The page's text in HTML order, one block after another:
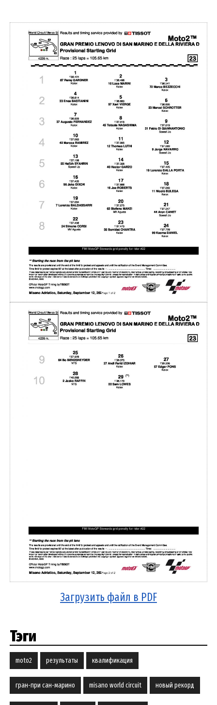
Загрузить файл в PDF
Тэги
moto2 результаты квалификация
гран-при сан-марино misano world circuit новый рекорд